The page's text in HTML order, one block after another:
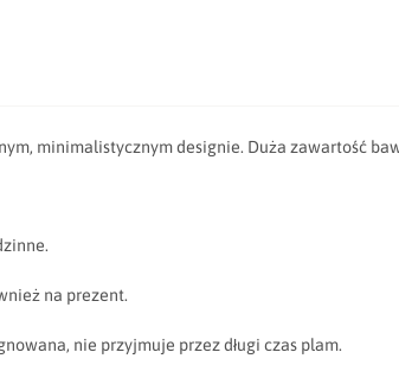
minimalistycznym designie. Duża zawartość
na prezent.
nie przyjmuje przez długi czas plam.